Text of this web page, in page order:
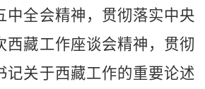
中全会精神，贯彻落实中央
西藏工作座谈会精神，贯彻
记关于西藏工作的重要论述